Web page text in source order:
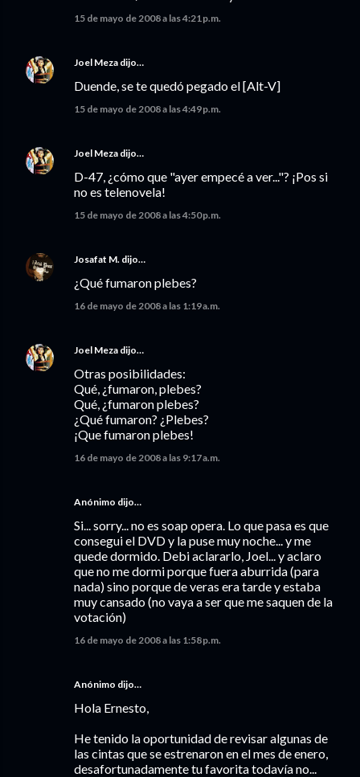
15 de mayo de 2008 a las 4:21 p.m.
Joel Meza dijo…
Duende, se te quedó pegado el [Alt-V]
15 de mayo de 2008 a las 4:49 p.m.
Joel Meza dijo…
D-47, ¿cómo que "ayer empecé a ver..."? ¡Pos si
no es telenovela!
15 de mayo de 2008 a las 4:50 p.m.
Josafat M. dijo…
¿Qué fumaron plebes?
16 de mayo de 2008 a las 1:19 a.m.
Joel Meza dijo…
Otras posibilidades:
Qué, ¿fumaron, plebes?
Qué, ¿fumaron plebes?
¿Qué fumaron? ¿Plebes?
¡Que fumaron plebes!
16 de mayo de 2008 a las 9:17 a.m.
Anónimo dijo…
Si... sorry... no es soap opera. Lo que pasa es que
consegui el DVD y la puse muy noche... y me
quede dormido. Debi aclararlo, Joel... y aclaro
que no me dormi porque fuera aburrida (para
nada) sino porque de veras era tarde y estaba
muy cansado (no vaya a ser que me saquen de la
votación)
16 de mayo de 2008 a las 1:58 p.m.
Anónimo dijo…
Hola Ernesto,
He tenido la oportunidad de revisar algunas de
las cintas que se estrenaron en el mes de enero,
desafortunadamente tu favorita todavía no...